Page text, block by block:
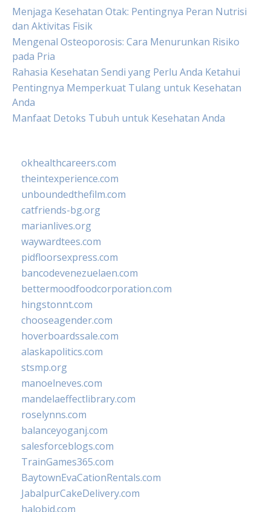
Menjaga Kesehatan Otak: Pentingnya Peran Nutrisi
dan Aktivitas Fisik
Mengenal Osteoporosis: Cara Menurunkan Risiko
pada Pria
Rahasia Kesehatan Sendi yang Perlu Anda Ketahui
Pentingnya Memperkuat Tulang untuk Kesehatan
Anda
Manfaat Detoks Tubuh untuk Kesehatan Anda
okhealthcareers.com
theintexperience.com
unboundedthefilm.com
catfriends-bg.org
marianlives.org
waywardtees.com
pidfloorsexpress.com
bancodevenezuelaen.com
bettermoodfoodcorporation.com
hingstonnt.com
chooseagender.com
hoverboardssale.com
alaskapolitics.com
stsmp.org
manoelneves.com
mandelaeffectlibrary.com
roselynns.com
balanceyoganj.com
salesforceblogs.com
TrainGames365.com
BaytownEvaCationRentals.com
JabalpurCakeDelivery.com
halobjd.com